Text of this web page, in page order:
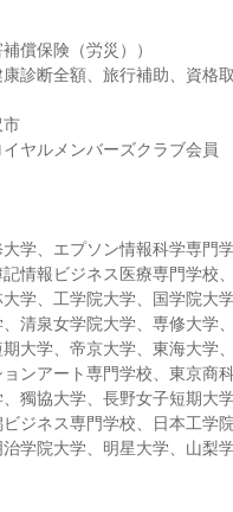
償保険（労災））
診断全額、旅行補助、資格
市
ヤルメンバーズクラブ会員
学、エプソン情報科学専門
情報ビジネス医療専門学校
学、工学院大学、国学院大
清泉女学院大学、専修大学
大学、帝京大学、東海大学
ンアート専門学校、東京商
獨協大学、長野女子短期大
ジネス専門学校、日本工学
学院大学、明星大学、山梨